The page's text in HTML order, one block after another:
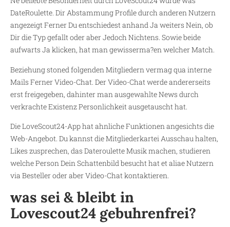
DateRoulette. Dir Abstammung Profile durch anderen Nutzern
angezeigt Ferner Du entschiedest anhand Ja weiters Nein, ob
Dir die Typ gefallt oder aber Jedoch Nichtens. Sowie beide
aufwarts Ja klicken, hat man gewisserma?en welcher Match.
Beziehung stoned folgenden Mitgliedern vermag qua interne
Mails Ferner Video-Chat. Der Video-Chat werde andererseits
erst freigegeben, dahinter man ausgewahlte News durch
verkrachte Existenz Personlichkeit ausgetauscht hat.
Die LoveScout24-App hat ahnliche Funktionen angesichts die
Web-Angebot. Du kannst die Mitgliederkartei Ausschau halten,
Likes zusprechen, das Dateroulette Musik machen, studieren
welche Person Dein Schattenbild besucht hat et aliae Nutzern
via Besteller oder aber Video-Chat kontaktieren.
was sei & bleibt in
Lovescout24 gebuhrenfrei?